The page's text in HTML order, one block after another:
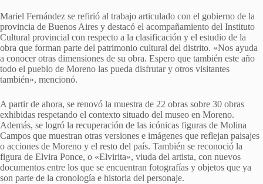
Mariel Fernández se refirió al trabajo articulado con el gobierno de la
provincia de Buenos Aires y destacó el acompañamiento del Instituto
Cultural provincial con respecto a la clasificación y el estudio de la
obra que forman parte del patrimonio cultural del distrito. «Nos ayuda
a conocer otras dimensiones de su obra. Espero que también este año
todo el pueblo de Moreno las pueda disfrutar y otros visitantes
también», mencionó.
A partir de ahora, se renovó la muestra de 22 obras sobre 30 obras
exhibidas respetando el contexto situado del museo en Moreno.
Además, se logró la recuperación de las icónicas figuras de Molina
Campos que muestran otras versiones e imágenes que reflejan paisajes
o acciones de Moreno y el resto del país. También se reconoció la
figura de Elvira Ponce, o «Elvirita», viuda del artista, con nuevos
documentos entre los que se encuentran fotografías y objetos que ya
son parte de la cronología e historia del personaje.